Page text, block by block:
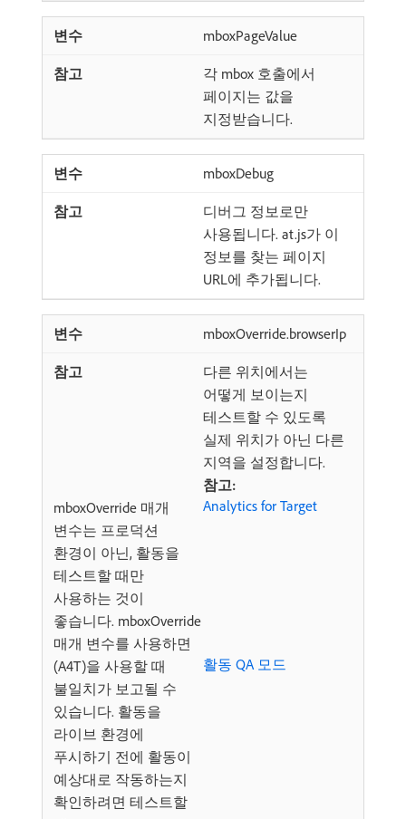
mboxPageValue
각 mbox 호출에서
페이지는 값을
지정받습니다.
mboxDebug
디버그 정보로만
사용됩니다. at.js가 이
정보를 찾는 페이지
URL에 추가됩니다.
mboxOverride.browserIp
다른 위치에서는
어떻게 보이는지
테스트할 수 있도록
실제 위치가 아닌 다른
지역을 설정합니다.
참고:
mboxOverride 매개
변수는 프로덕션
환경이 아닌, 활동을
테스트할 때만
사용하는 것이
좋습니다. mboxOverride
매개 변수를 사용하면
Analytics for Target
(A4T)을 사용할 때
불일치가 보고될 수
있습니다. 활동을
라이브 환경에
푸시하기 전에 활동이
예상대로 작동하는지
확인하려면 테스트할
활동 QA 모드